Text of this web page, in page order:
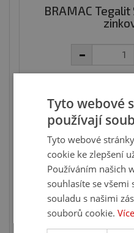
BRAMAC
Na
Ušetříte 17 %
Tyto webové
používají
Tyto webové
cookie ke zlepšení
Používáním našich
souhlasíte se všemi
souladu s našimi
souborů cookie.